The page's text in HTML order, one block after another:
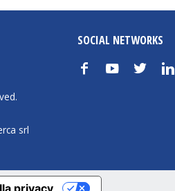
srl
SOCIAL NETWORKS
f y t n
privacy